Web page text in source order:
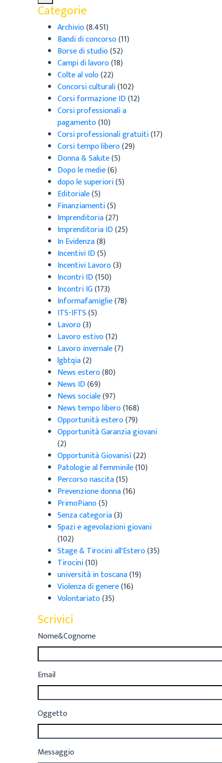
Categorie
Archivio(8.451)
Bandi di concorso(11)
Borse di studio(52)
Campi di lavoro(18)
Colte al volo(22)
Concorsi culturali(102)
Corsi formazione ID(12)
Corsi professionali a
pagamento(10)
Corsi professionali gratuiti(17)
Corsi tempo libero(29)
Donna & Salute(5)
Dopo le medie(6)
dopo le superiori(5)
Editoriale(5)
Finanziamenti(5)
Imprenditoria(27)
Imprenditoria ID(25)
In Evidenza(8)
Incentivi ID(5)
Incentivi Lavoro(3)
Incontri ID(150)
Incontri IG(173)
Informafamiglie(78)
ITS-IFTS(5)
Lavoro(3)
Lavoro estivo(12)
Lavoro invernale(7)
lgbtqia(2)
News estero(80)
News ID(69)
News sociale(97)
News tempo libero(168)
Opportunità estero(79)
Opportunità Garanzia giovani
(2)
Opportunità Giovanisì(22)
Patologie al femminile(10)
Percorso nascita(15)
Prevenzione donna(16)
PrimoPiano(5)
Senza categoria(3)
Spazi e agevolazioni giovani
(102)
Stage & Tirocini all'Estero(35)
Tirocini(10)
università in toscana(19)
Violenza di genere(16)
Volontariato(35)
Scrivici
Nome&Cognome
Email
Oggetto
Messaggio